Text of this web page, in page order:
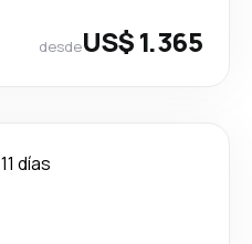
desdeUS$ 1.365
11 días